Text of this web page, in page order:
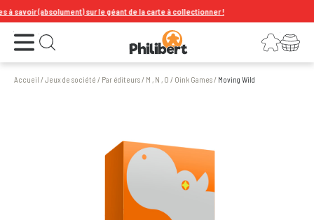
(absolument) sur le géant de la carte à collectionner !
Ouvrir le menu Ouvrir la recherche Connexion
Votre panier
Accueil /Jeux de société / Par éditeurs/ M , N , O / Oink Games/ Moving Wild